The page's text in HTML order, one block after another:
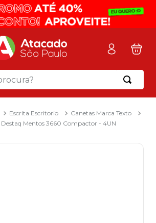
Escrita Escritorio
Canetas Marca Texto
Destaq Mentos 3660 Compactor - 4UN